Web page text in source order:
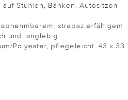
Stühlen, Bänken, Autositzen
strapazierfähigem
und langlebig
Polyester, pflegeleicht. 43 x 33